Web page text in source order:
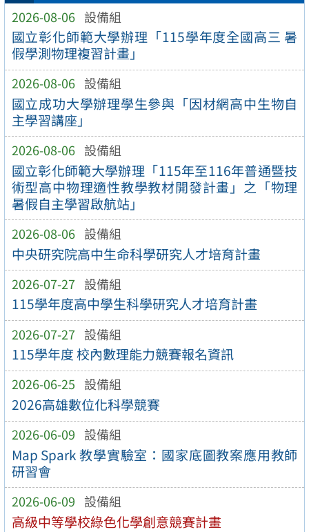
2026-08-06 設備組
國立彰化師範大學辦理「115學年度全國高三 暑
假學測物理複習計畫」
2026-08-06 設備組
國立成功大學辦理學生參與「因材網高中生物自
主學習講座」
2026-08-06 設備組
國立彰化師範大學辦理「115年至116年普通暨技
術型高中物理適性教學教材開發計畫」之「物理
暑假自主學習啟航站」
2026-08-06 設備組
中央研究院高中生命科學研究人才培育計畫
2026-07-27 設備組
115學年度高中學生科學研究人才培育計畫
2026-07-27 設備組
115學年度 校內數理能力競賽報名資訊
2026-06-25 設備組
2026高雄數位化科學競賽
2026-06-09 設備組
Map Spark 教學實驗室：國家底圖教案應用教師
研習會
2026-06-09 設備組
高級中等學校綠色化學創意競賽計畫